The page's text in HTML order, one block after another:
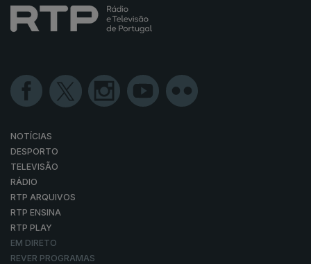
NOTÍCIAS
DESPORTO
TELEVISÃO
RÁDIO
RTP ARQUIVOS
RTP ENSINA
RTP PLAY
EM DIRETO
REVER PROGRAMAS